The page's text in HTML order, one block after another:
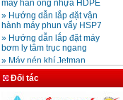
tông D20-D350
Giá:330000VND
Máy khoan bàn
600mm Hồng Ký
KD600 (250W)
» Hướng dẫn lắp đặt vận
hành máy phun vẩy HSP7
» Hướng dẫn lắp đặt máy
bơm ly tâm trục ngang
» Máy nén khí Jetman
» HDSD Máy Hàn Ống Nhựa
HDPE quay tay thủy lực
» Đại lý bán Máy hàn
DONSUN Thượng Hải
Đối tác